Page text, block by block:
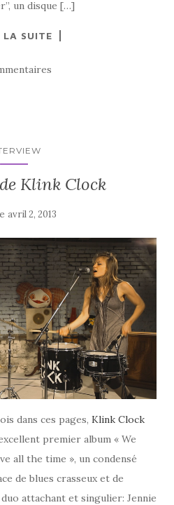
un disque […]
LA SUITE
Klink Clock
avril 2, 2013
dans ces pages, Klink Clock
premier album « We
all the time », un condensé
de blues crasseux et de
attachant et singulier: Jennie